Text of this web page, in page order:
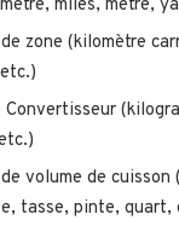
miles, mètre,
zone (kilomètre
volume de cuisson
tasse, pinte, quart,